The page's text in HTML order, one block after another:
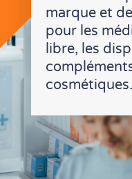
marque et
pour les
libre, les
cosmétiques.